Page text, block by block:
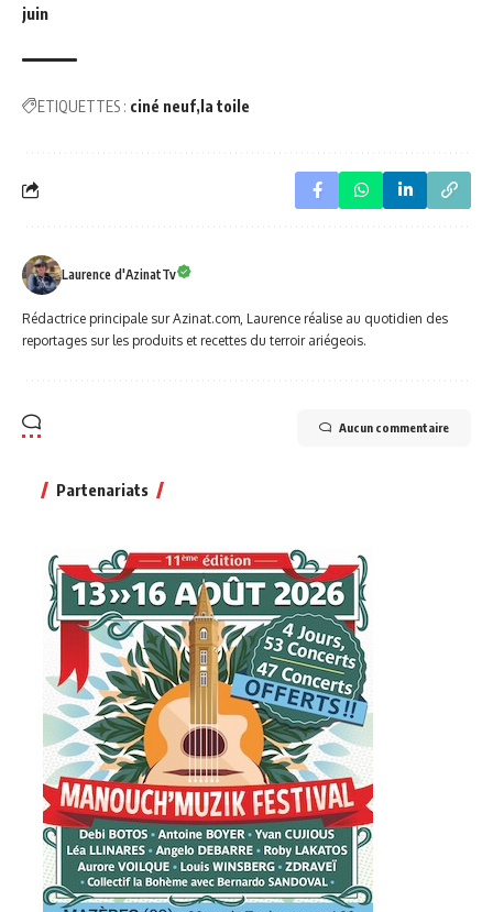
juin
ETIQUETTES : ciné neuf la toile
Laurence d'AzinatTv
Rédactrice principale sur Azinat.com, Laurence réalise au quotidien des
reportages sur les produits et recettes du terroir ariégeois.
Aucun commentaire
Partenariats